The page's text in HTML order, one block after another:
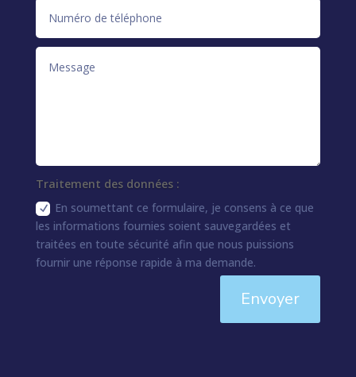
Traitement des données :
En soumettant ce formulaire, je consens à ce que
les informations fournies soient sauvegardées et
traitées en toute sécurité afin que nous puissions
fournir une réponse rapide à ma demande.
Envoyer